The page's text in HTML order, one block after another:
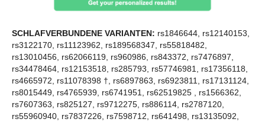
SCHLAFVERBUNDENE VARIANTEN: rs1846644, rs12140153,
rs3122170, rs11123962, rs189568347, rs55818482,
rs13010456, rs62066119, rs960986, rs843372, rs7476897,
rs34478464, rs12153518, rs285793, rs57746981, rs17356118,
rs4665972, rs11078398 †, rs6897863, rs6923811, rs17131124,
rs8015449, rs4765939, rs6741951, rs62519825 , rs1566362,
rs7607363, rs825127, rs9712275, rs886114, rs2787120,
rs55960940, rs7837226, rs7598712, rs641498, rs13135092,